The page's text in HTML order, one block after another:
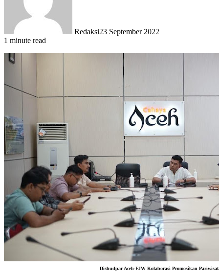
Redaksi23 September 2022
1 minute read
Disbudpar Aceh-FJW Kolaborasi Promosikan